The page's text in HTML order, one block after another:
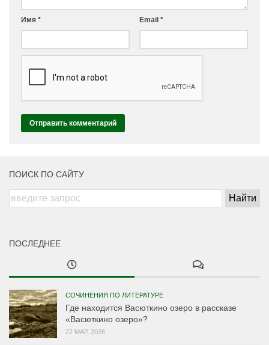
Имя * Email *
ПОИСК ПО САЙТУ
ПОСЛЕДНЕЕ
СОЧИНЕНИЯ ПО ЛИТЕРАТУРЕ
Где находится Васюткино озеро в рассказе
«Васюткино озеро»?
27 МАР, 2026